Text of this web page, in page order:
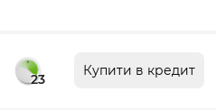
23
Купити в кредит